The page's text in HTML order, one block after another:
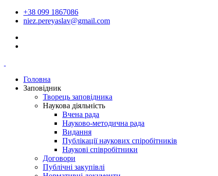
+38 099 1867086
niez.pereyaslav@gmail.com
Головна
Заповідник
Творець заповідника
Наукова діяльність
Вчена рада
Науково-методична рада
Видання
Публікації наукових спіробітників
Наукові співробітники
Договори
Публічні закупівлі